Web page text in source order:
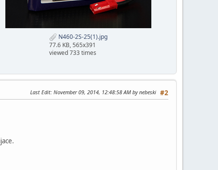
N460-2S-25(1).jpg
77.6 KB, 565x391
viewed 733 times
#2
Last Edit: November 09, 2014, 12:48:58 AM by nebeski